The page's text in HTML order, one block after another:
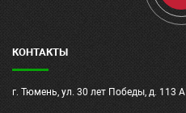
КОНТАКТЫ
г. Тюмень, ул. 30 лет Победы, д. 113 А